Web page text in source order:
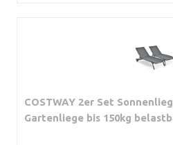
COSTWAY 2er Set
Gartenliege bis 150kg